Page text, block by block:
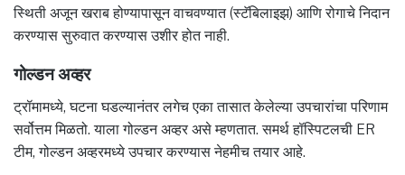
स्थिती अजून खराब होण्यापासून वाचवण्यात (स्टॅबिलाइझ) आणि रोगाचे निदान
करण्यास सुरुवात करण्यास उशीर होत नाही.
गोल्डन अव्हर
ट्रॉमामध्ये, घटना घडल्यानंतर लगेच एका तासात केलेल्या उपचारांचा परिणाम
सर्वोत्तम मिळतो. याला गोल्डन अव्हर असे म्हणतात. समर्थ हॉस्पिटलची ER
टीम, गोल्डन अव्हरमध्ये उपचार करण्यास नेहमीच तयार आहे.